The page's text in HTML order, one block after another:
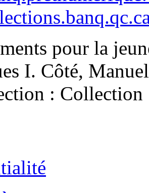
pour la
I. Côté,
: Collection